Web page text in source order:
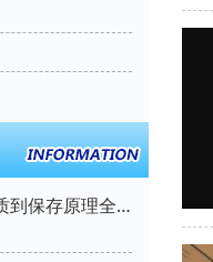
无酸纸档案盒为何受青睐？从材质到保存原理全解析